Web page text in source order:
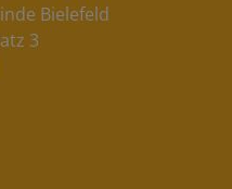
Bielefeld
3